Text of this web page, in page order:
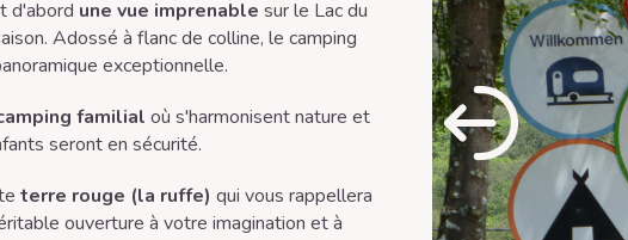
d'abord une vue imprenable sur le Lac du
Adossé à flanc de colline, le camping
exceptionnelle.
familial où s'harmonisent nature et
seront en sécurité.
terre rouge (la ruffe) qui vous rappellera
ouverture à votre imagination et à